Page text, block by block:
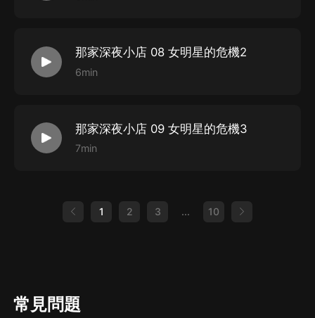
那家深夜小店 08 女明星的危機2
6min
那家深夜小店 09 女明星的危機3
7min
1 2 3 ... 10
常見問題